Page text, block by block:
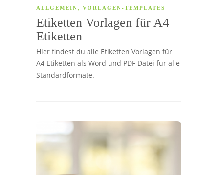
ALLGEMEIN, VORLAGEN-TEMPLATES
Etiketten Vorlagen für A4
Etiketten
Hier findest du alle Etiketten Vorlagen für
A4 Etiketten als Word und PDF Datei für alle
Standardformate.